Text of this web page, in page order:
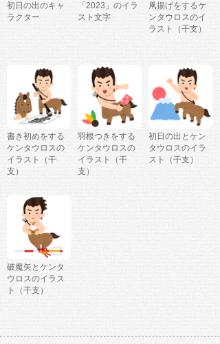
初日の出のキャ
ラクター
「2023」のイラ
スト文字
凧揚げをするケ
ンタウロスのイ
ラスト（干支）
書き初めをする
ケンタウロスの
イラスト（干
支）
羽根つきをする
ケンタウロスの
イラスト（干
支）
初日の出とケン
タウロスのイラ
スト（干支）
破魔矢とケンタ
ウロスのイラス
ト（干支）